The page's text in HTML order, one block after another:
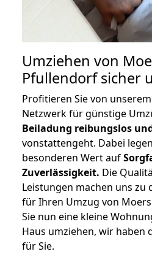
Umziehen von
Pfullendorfsicher
Profitieren Sie von
Netzwerk für günstige
Beiladung reibungslos
vonstattengeht. Dabei
besonderen Wert auf
Zuverlässigkeit. Die
Leistungen machen uns zu
für Ihren Umzug von
Sie nun eine kleine
Haus umziehen, wir haben
für Sie.